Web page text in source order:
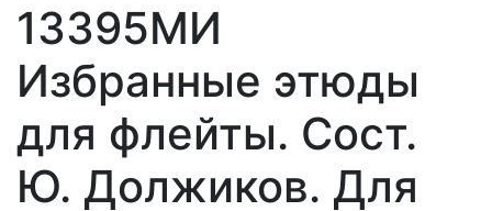
13395МИ
Избранные этюды
для флейты. Сост.
Ю. Должиков. Для